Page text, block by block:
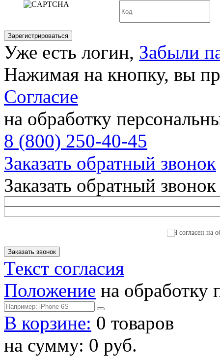
Уже есть логин, Забыли
Нажимая на кнопку, вы
Согласие
на обработку
8 (800) 250-40-45
Заказать обратный звонок
Заказать обратный звонок
Я согласен на
Текст согласия
Положение на обработку
В корзине: 0 товаров
на сумму: 0 руб.